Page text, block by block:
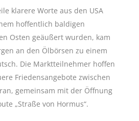
klarere Worte aus den USA
hoffentlich baldigen
Osten geäußert wurden, kam
an den Ölbörsen zu einem
Die Marktteilnehmer hoffen
Friedensangebote zwischen
gemeinsam mit der Öffnung
„Straße von Hormus“.